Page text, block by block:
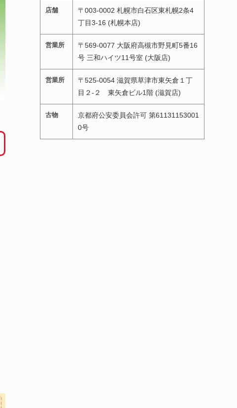
店舗
〒003-0002 札幌市白石区東札幌2条4
丁目3-16 (札幌本店)
営業所
〒569-0077 大阪府高槻市野見町5番16
号 三和ハイツ11号室 (大阪店)
営業所
〒525-0054 滋賀県草津市東矢倉１丁
目２-２ 東矢倉ビル1階 (滋賀店)
古物
京都府公安委員会許可 第61131153001
0号